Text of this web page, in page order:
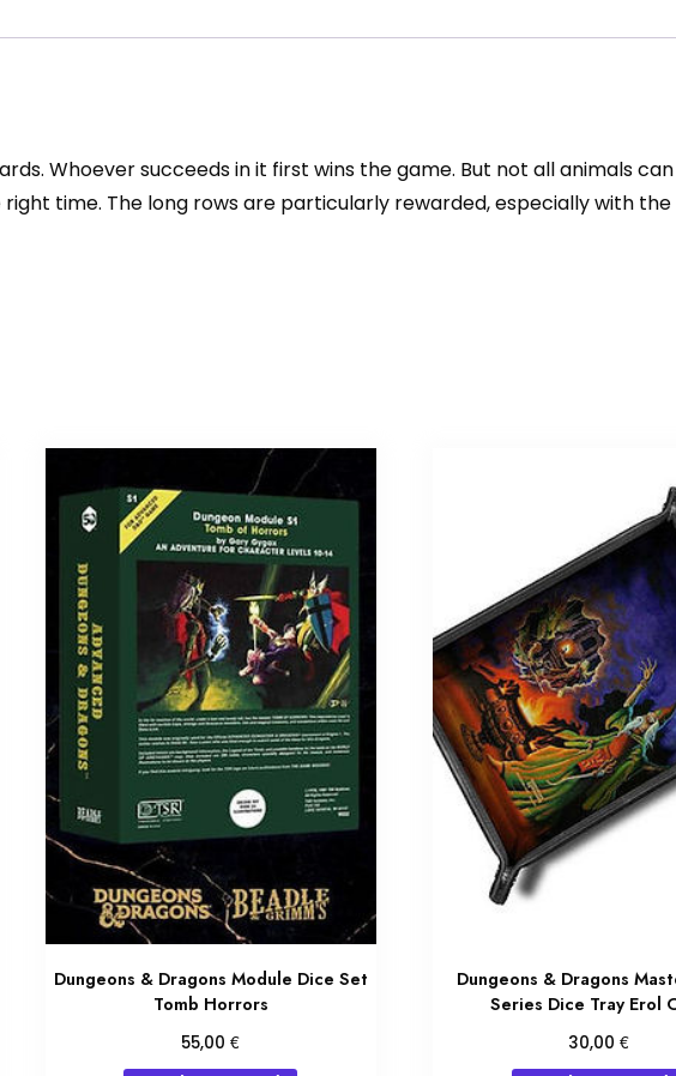
Whoever succeeds in it first wins the game. But not all animals
time. The long rows are particularly rewarded, especially with
Dungeons & Dragons Module Dice Set
Tomb Horrors
55,00€
Dungeons & Dragons
Series Dice Tray Erol
30,00 €